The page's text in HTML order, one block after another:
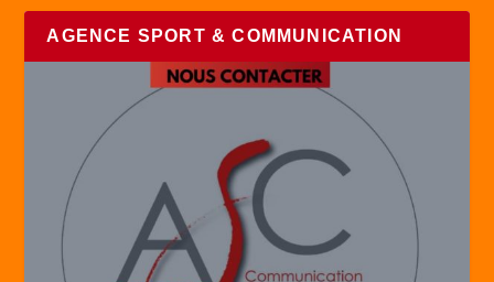
AGENCE SPORT & COMMUNICATION